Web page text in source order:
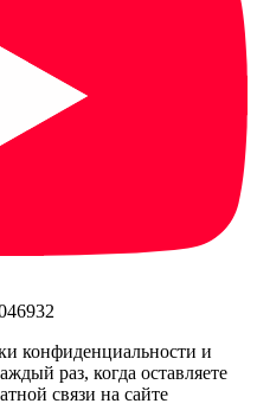
конфиденциальности и
раз, когда оставляете
связи на сайте